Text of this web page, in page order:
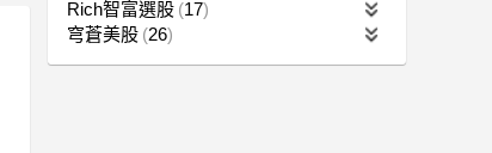
Rich智富選股 17
穹蒼美股 26